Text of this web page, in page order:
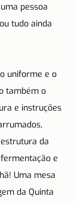
pessoa
tudo ainda
uniforme e o
também o
e instruções
da
e
Uma mesa
da Quinta